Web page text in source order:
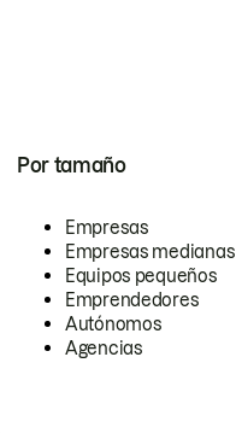
Por tamaño
Empresas
Empresas medianas
Equipos pequeños
Emprendedores
Autónomos
Agencias